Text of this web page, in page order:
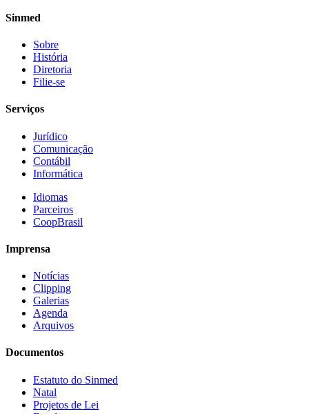
Sinmed
Sobre
História
Diretoria
Filie-se
Serviços
Jurídico
Comunicação
Contábil
Informática
Idiomas
Parceiros
CoopBrasil
Imprensa
Notícias
Clipping
Galerias
Agenda
Arquivos
Documentos
Estatuto do Sinmed
Natal
Projetos de Lei